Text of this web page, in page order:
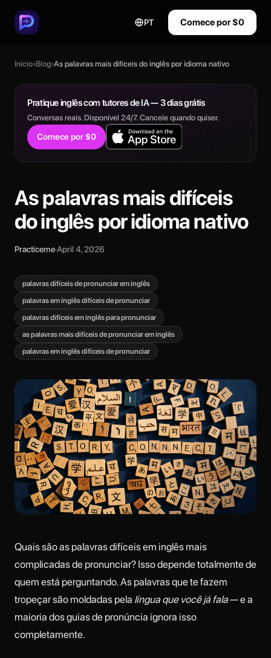
PT Comece por $0
Início›Blog›As palavras mais difíceis do inglês por idioma nativo
Pratique inglês com tutores de IA — 3 dias grátis
Conversas reais. Disponível 24/7. Cancele quando quiser.
Comece por $0
As palavras mais difíceis
do inglês por idioma nativo
Practiceme·April 4, 2026
palavras difíceis de pronunciar em inglês
palavras em inglês difíceis de pronunciar
palavras difíceis em inglês para pronunciar
as palavras mais difíceis de pronunciar em inglês
palavras em inglês difíceis de pronunciar
Quais são as palavras difíceis em inglês mais
complicadas de pronunciar? Isso depende totalmente de
quem está perguntando. As palavras que te fazem
tropeçar são moldadas pela língua que você já fala— e a
maioria dos guias de pronúncia ignora isso
completamente.